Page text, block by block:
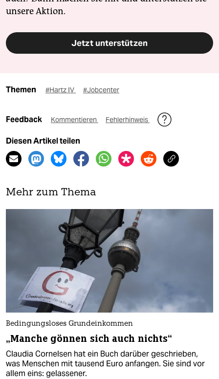
unsere Aktion.
Jetzt unterstützen
Themen #Hartz IV #Jobcenter
Feedback Kommentieren Fehlerhinweis
Diesen Artikel teilen
Mehr zum Thema
Bedingungsloses Grundeinkommen
„Manche gönnen sich auch nichts“
Claudia Cornelsen hat ein Buch darüber geschrieben,
was Menschen mit tausend Euro anfangen. Sie sind vor
allem eins: gelassener.